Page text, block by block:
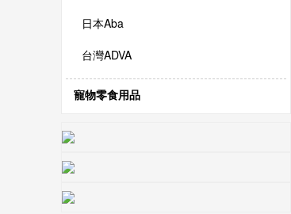
日本Aba
台灣ADVA
寵物零食用品